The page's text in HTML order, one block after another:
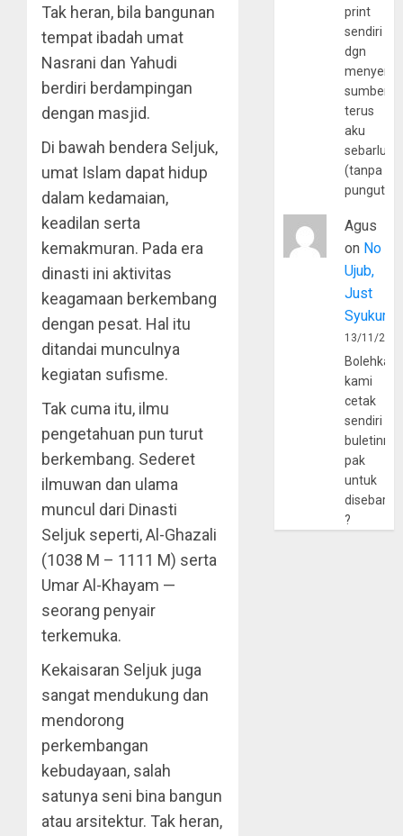
Tak heran, bila bangunan
tempat ibadah umat
Nasrani dan Yahudi
berdiri berdampingan
dengan masjid.
Di bawah bendera Seljuk,
umat Islam dapat hidup
dalam kedamaian,
keadilan serta
kemakmuran. Pada era
dinasti ini aktivitas
keagamaan berkembang
dengan pesat. Hal itu
ditandai munculnya
kegiatan sufisme.
Tak cuma itu, ilmu
pengetahuan pun turut
berkembang. Sederet
ilmuwan dan ulama
muncul dari Dinasti
Seljuk seperti, Al-Ghazali
(1038 M – 1111 M) serta
Umar Al-Khayam —
seorang penyair
terkemuka.
Kekaisaran Seljuk juga
sangat mendukung dan
mendorong
perkembangan
kebudayaan, salah
satunya seni bina bangun
atau arsitektur. Tak heran,
print
sendiri
dgn
sumber
terus
aku
(tanpa
Agus
on No
Ujub,
Just
Syukur
13/11/
Bolehkah
kami
cetak
sendiri
pak
untuk
?